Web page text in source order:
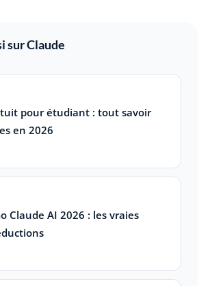
sur Claude
pour étudiant : tout savoir
en 2026
Claude AI 2026 : les vraies